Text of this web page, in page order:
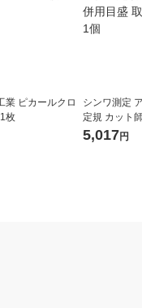
業 ピカールクロ
枚
シンワ測定
定規 カット
取手付 65093
5,017円